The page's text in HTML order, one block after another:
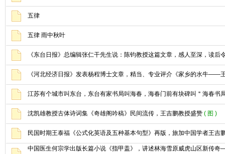
五律
五律 雨中秋叶
《东台日报》总编辑张仁干先生说：陈钧教授这篇文章，感人至深，读后
《河北经济日报》发表杨程博士文章，精当、专业评介《家乡的水牛——
江苏有个城市叫东台，东台有家书局叫海春，海春门前有块碑叫＂海春书
沈凯雄教授古体诗词集《奇雄阁吟稿》民间流传，王吉鹏教授盛赞 ( 图 )
民国时期王泰福《公式化英语及五种基本句型》再版，旅加中国学者王吉
中国医生何宗学出版长篇小说《指甲盖》，讲述林海雪原威虎山区新传